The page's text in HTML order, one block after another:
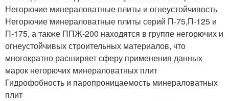
Негорючие минераловатные плиты и огнеустойчивость
Негорючие минераловатные плиты серий П-75,П-125 и
П-175, а также ППЖ-200 находятся в группе негорючих и
огнеустойчивых строительных материалов, что
многократно расширяет сферу применения данных
марок негорючих минераловатных плит
Гидрофобность и паропроницаемость минераловатных
плит